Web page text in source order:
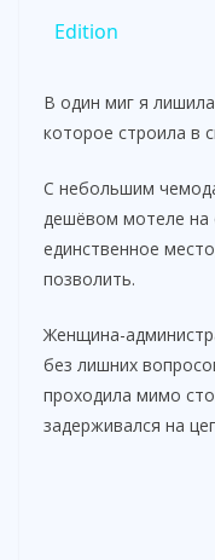
Edition
В один миг я
которое строила в
С небольшим
дешёвом мотеле на
единственное
позволить.
Женщина-
без лишних
проходила мимо
задерживался на